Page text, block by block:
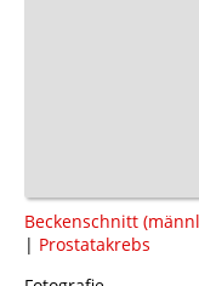
Beckenschnitt
| Prostatakrebs